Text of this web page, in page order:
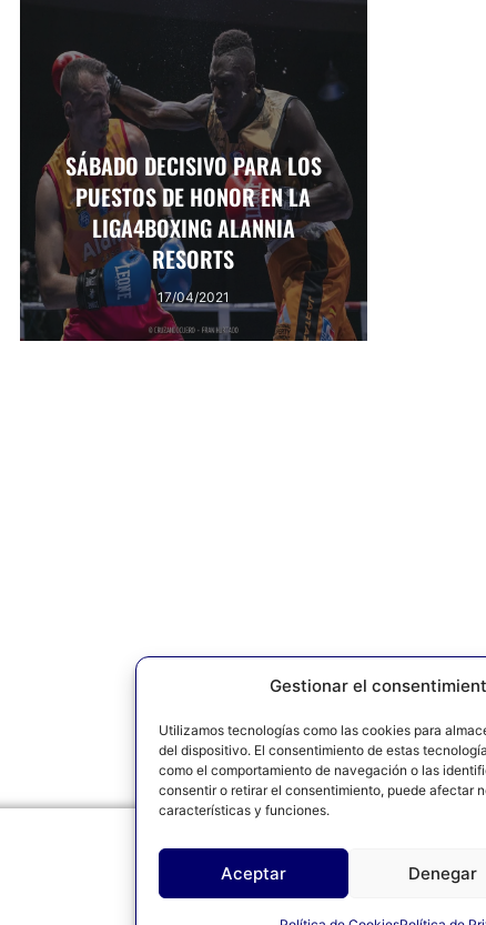
Gestionar el
Utilizamos tecnologías como las cookies para
del dispositivo. El consentimiento de estas
como el comportamiento de navegación o las
consentir o retirar el consentimiento, puede afectar
características y funciones.
Aceptar Denegar
SÁBADO DECISIVO PARA LOS
PUESTOS DE HONOR EN LA
LIGA4BOXING ALANNIA
RESORTS
17/04/2021
AVISO LEGAL POLÍTICA DE